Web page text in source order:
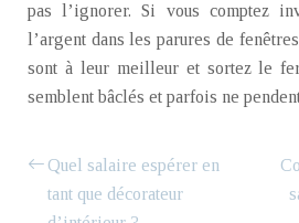
pas l’ignorer. Si vous comptez
l’argent dans les parures de
sont à leur meilleur et sortez le
semblent bâclés et parfois ne
Quel salaire espérer en
tant que décorateur